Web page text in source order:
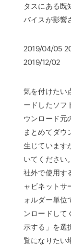
タスにある既
バイスが影響
2019/04/05
2019/12/02
気を付けたい
ードしたソフ
ウンロード元
まとめてダウ
生じています
いてください
社外で使用す
ャビネットサ
ォルダー単位
ンロードして
示する」を選
覧になりたい